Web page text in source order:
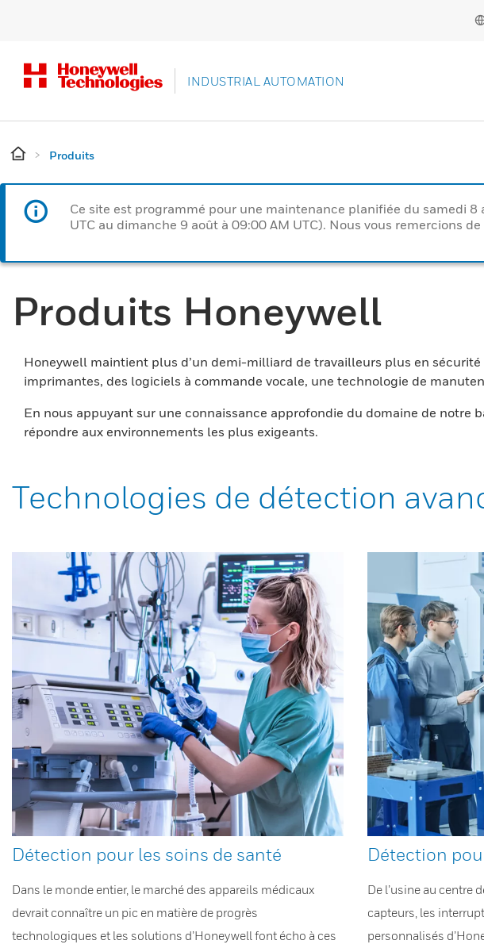
INDUSTRIAL AUTOMATION
Produits
Ce site est programmé pour une maintenance planifiée du samedi
UTC au dimanche 9 août à 09:00 AM UTC). Nous vous remercions
Produits Honeywell
Honeywell maintient plus d’un demi-milliard de travailleurs plus en
imprimantes, des logiciels à commande vocale, une technologie de
En nous appuyant sur une connaissance approfondie du domaine de
répondre aux environnements les plus exigeants.
Technologies de détection
Détection pour les soins de santé
Dans le monde entier, le marché des appareils médicaux
devrait connaître un pic en matière de progrès
technologiques et les solutions d’Honeywell font écho à ces
Détection
De l’usine au centre
capteurs, les
personnalisés